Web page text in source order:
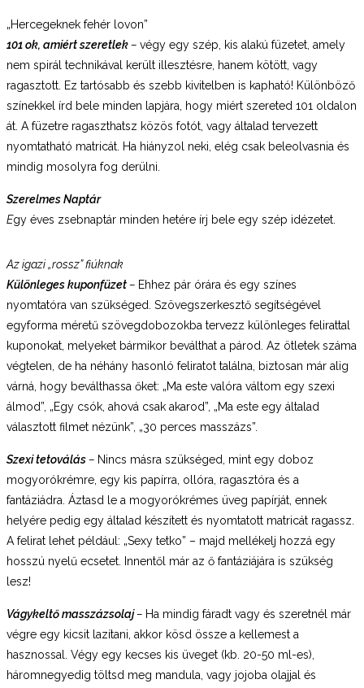
„Hercegeknek fehér lovon”
101 ok, amiért szeretlek– végy egy szép, kis alakú füzetet, amely
nem spirál technikával került illesztésre, hanem kötött, vagy
ragasztott. Ez tartósabb és szebb kivitelben is kapható! Különböző
színekkel írd bele minden lapjára, hogy miért szereted 101 oldalon
át. A füzetre ragaszthatsz közös fotót, vagy általad tervezett
nyomtatható matricát. Ha hiányzol neki, elég csak beleolvasnia és
mindig mosolyra fog derülni.
Szerelmes Naptár
Egy éves zsebnaptár minden hetére írj bele egy szép idézetet.
Az igazi „rossz” fiúknak
Különleges kuponfüzet– Ehhez pár órára és egy színes
nyomtatóra van szükséged. Szövegszerkesztő segítségével
egyforma méretű szövegdobozokba tervezz különleges felirattal
kuponokat, melyeket bármikor beválthat a párod. Az ötletek száma
végtelen, de ha néhány hasonló feliratot találna, biztosan már alig
várná, hogy beválthassa őket: „Ma este valóra váltom egy szexi
álmod”, „Egy csók, ahová csak akarod”, „Ma este egy általad
választott filmet nézünk”, „30 perces masszázs”.
Szexi tetoválás– Nincs másra szükséged, mint egy doboz
mogyorókrémre, egy kis papírra, ollóra, ragasztóra és a
fantáziádra. Áztasd le a mogyorókrémes üveg papírját, ennek
helyére pedig egy általad készített és nyomtatott matricát ragassz.
A felirat lehet például: „Sexy tetko” – majd mellékelj hozzá egy
hosszú nyelű ecsetet. Innentől már az ő fantáziájára is szükség
lesz!
Vágykeltő masszázsolaj– Ha mindig fáradt vagy és szeretnél már
végre egy kicsit lazítani, akkor kösd össze a kellemest a
hasznossal. Végy egy kecses kis üveget (kb. 20-50 ml-es),
háromnegyedig töltsd meg mandula, vagy jojoba olajjal és